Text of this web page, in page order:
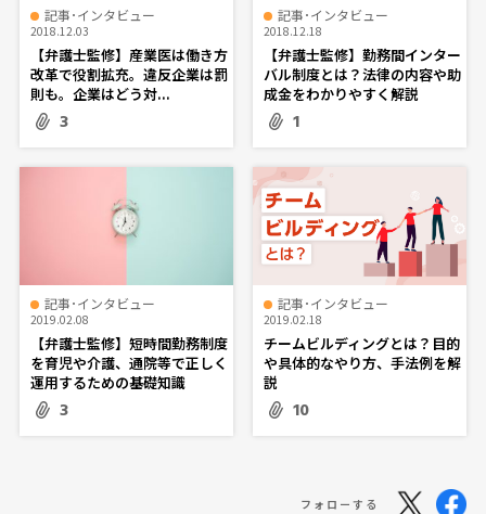
記事･インタビュー
2018.12.03
【弁護士監修】産業医は働き方
改革で役割拡充。違反企業は罰
則も。企業はどう対...
3
記事･インタビュー
2018.12.18
【弁護士監修】勤務間インター
バル制度とは？法律の内容や助
成金をわかりやすく解説
1
記事･インタビュー
2019.02.08
【弁護士監修】短時間勤務制度
を育児や介護、通院等で正しく
運用するための基礎知識
3
記事･インタビュー
2019.02.18
チームビルディングとは？目的
や具体的なやり方、手法例を解
説
10
フォローする